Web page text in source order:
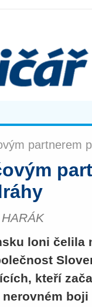
partnerem
loni čelila
kteří